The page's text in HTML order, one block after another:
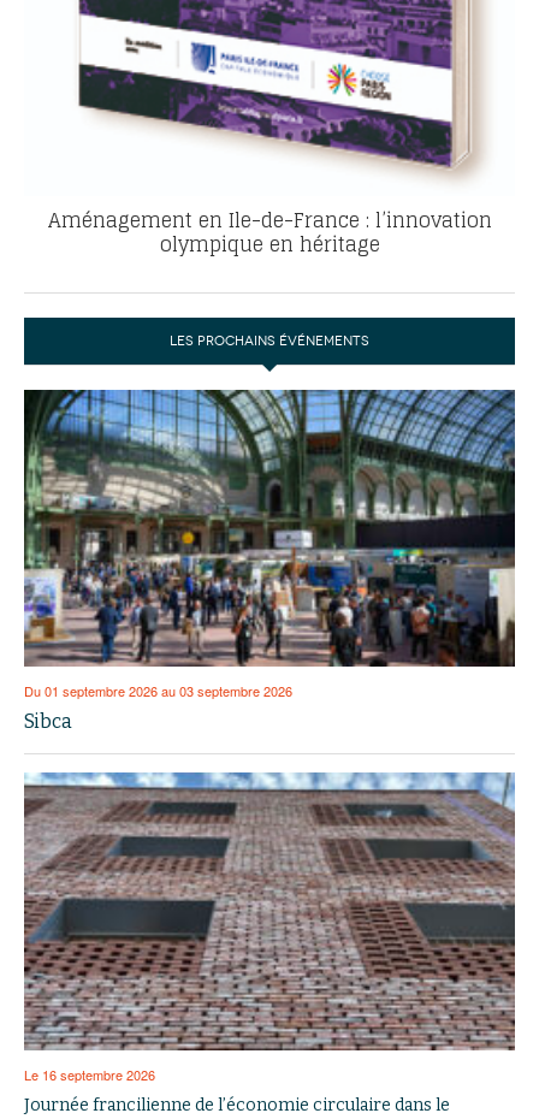
Aménagement en Ile-de-France : l’innovation
olympique en héritage
LES PROCHAINS ÉVÉNEMENTS
Du 01 septembre 2026 au 03 septembre 2026
Sibca
Le 16 septembre 2026
Journée francilienne de l’économie circulaire dans le